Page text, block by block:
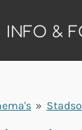
INFO &
»